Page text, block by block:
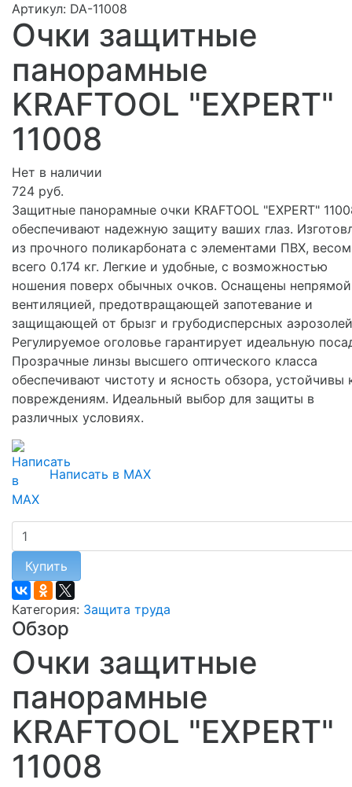
Артикул: DA-11008
Очки защитные
панорамные
KRAFTOOL "EXPERT"
11008
Нет в наличии
724 руб.
Защитные панорамные очки KRAFTOOL "EXPERT"
обеспечивают надежную защиту ваших глаз.
из прочного поликарбоната с элементами ПВХ, весом
всего 0.174 кг. Легкие и удобные, с возможностью
ношения поверх обычных очков. Оснащены непрямой
вентиляцией, предотвращающей запотевание и
защищающей от брызг и грубодисперсных
Регулируемое оголовье гарантирует идеальную
Прозрачные линзы высшего оптического класса
обеспечивают чистоту и ясность обзора, устойчивы
повреждениям. Идеальный выбор для защиты в
различных условиях.
Написать в MAX
Купить
Категория: Защита труда
Обзор
Очки защитные
панорамные
KRAFTOOL "EXPERT"
11008